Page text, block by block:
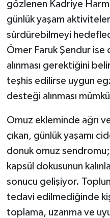
gözlenen Kadriye
günlük yaşam
sürdürebilmeyi
Ömer Faruk Şendur ise
alınması gerektiğini
teşhis edilirse uygun
desteği alınması
Omuz ekleminde ağrı
çıkan, günlük yaşamı
donuk omuz
kapsül dokusunun
sonucu gelişiyor.
tedavi edilmediğinde
toplama, uzanma ve
SİYASET
SPOR HABERLERİ
Turizm
ÜLKE GÜNDEMİ
YAŞAM
YEREL
Yerel Haberler